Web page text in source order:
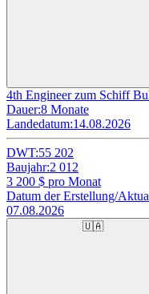
4th Engineer zum Schiff
Dauer:8 Monate
Landedatum:14.08.2026
DWT:55 202
Baujahr:2 012
3 200 $ pro Monat
Datum der Erstellung/
07.08.2026
🇺🇦